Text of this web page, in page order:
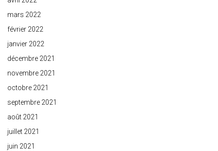
mars 2022
février 2022
janvier 2022
décembre 2021
novembre 2021
octobre 2021
septembre 2021
août 2021
juillet 2021
juin 2021